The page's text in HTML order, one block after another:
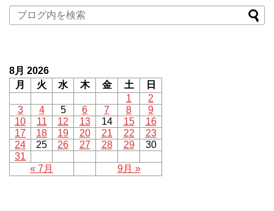
8月 2026
月
火 水 木 金 土
日
1
2
3
4 5 6 7 8
9
10
11 12 13 14 15
16
17
18 19 20 21 22
23
24
25 26 27 28 29
30
31
« 7月
9月 »